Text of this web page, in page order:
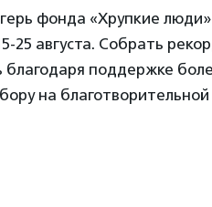
фонда «Хрупкие
25 августа. Собрать
поддержке
на